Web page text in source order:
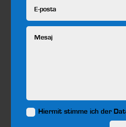
Hiermit stimme ich der